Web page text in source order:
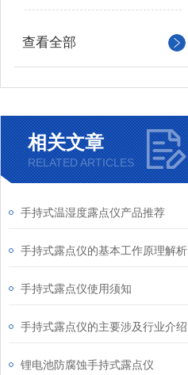
查看全部
相关文章
RELATED ARTICLES
手持式温湿度露点仪产品推荐
手持式露点仪的基本工作原理解析
手持式露点仪使用须知
手持式露点仪的主要涉及行业介绍
锂电池防腐蚀手持式露点仪